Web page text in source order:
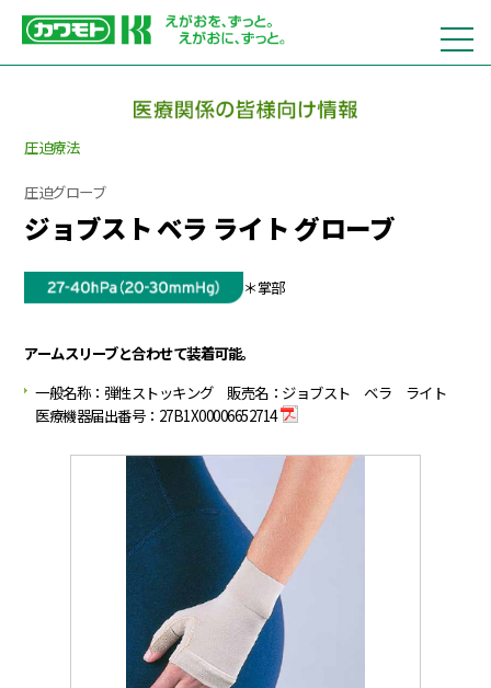
圧迫療法
圧迫グローブ
ジョブスト ベラ ライト グローブ
＊掌部
アームスリーブと合わせて装着可能。
一般名称：弾性ストッキング 販売名：ジョブスト ベラ ライト
医療機器届出番号：27B1X00006652714